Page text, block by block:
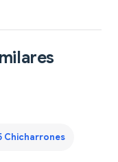
Chicharrones